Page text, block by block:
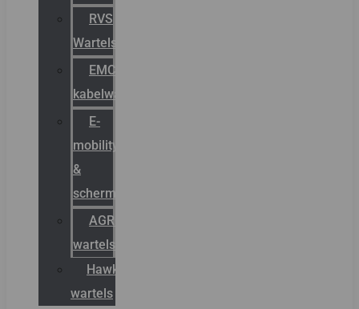
RVS
Wartels
EMC
kabelwartels
E-
mobility
&
schermstromen
AGRO
wartels
Hawke
wartels